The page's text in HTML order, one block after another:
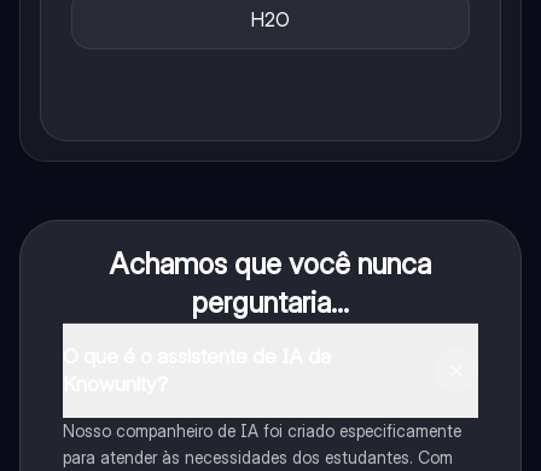
H2O
Achamos que você nunca
perguntaria...
Nosso companheiro de IA foi criado especificamente
para atender às necessidades dos estudantes. Com